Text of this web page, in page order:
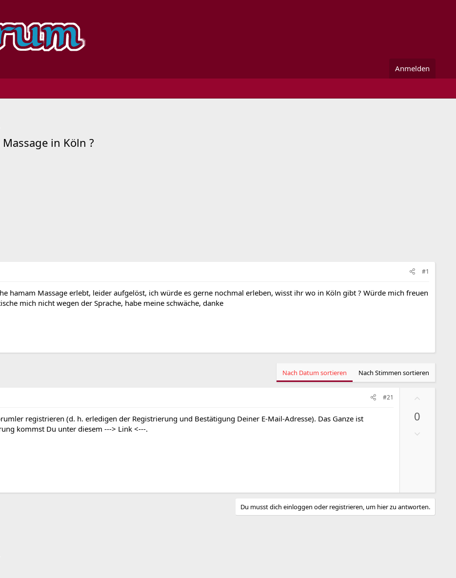
Anmelden
in Köln ?
#1
hamam Massage erlebt, leider aufgelöst, ich würde es gerne nochmal erleben, wisst ihr wo in Köln gibt ? Würde mich freuen
mich nicht wegen der Sprache, habe meine schwäche, danke
Nach Datum sortieren Nach Stimmen sortieren
#21
registrieren (d. h. erledigen der Registrierung und Bestätigung Deiner E-Mail-Adresse). Das Ganze ist
kommst Du unter diesem ---> Link <---.
t
i
m
0
v
e
S
Du musst dich einloggen oder registrieren, um hier zu antworten.